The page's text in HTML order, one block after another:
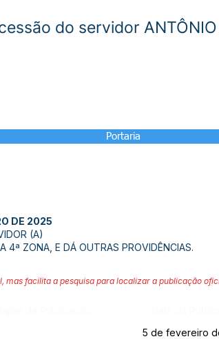
do servidor ANTÔNIO
Portaria
DE 2025
(A)
4ª ZONA, E DÁ OUTRAS PROVIDÊNCIAS.
mas facilita a pesquisa para localizar a publicação
5 de fevereiro